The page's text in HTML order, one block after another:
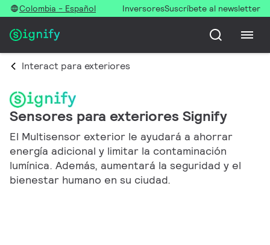
Colombia - Español InversoresSuscríbete al newsletter
Interact para exteriores
Sensores para exteriores Signify
El Multisensor exterior le ayudará a ahorrar
energía adicional y limitar la contaminación
lumínica. Además, aumentará la seguridad y el
bienestar humano en su ciudad.